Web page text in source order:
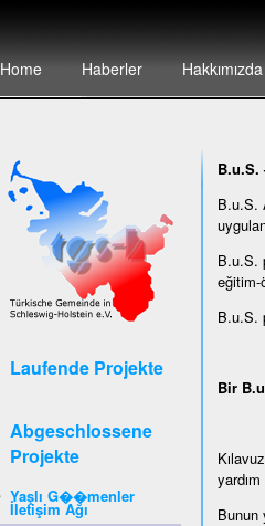
Home Haberler Hakkımızda
Laufende Projekte
Abgeschlossene
Projekte
Yaşlı G��menler
İletişim Ağı
B.u.S.
B.u.S.
B.u.S.
eğitim-
B.u.S.
Bir
Bunun